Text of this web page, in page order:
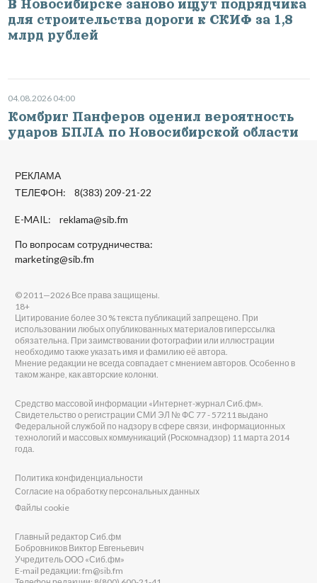
В Новосибирске заново ищут подрядчика
для строительства дороги к СКИФ за 1,8
млрд рублей
04.08.2026 04:00
Комбриг Панферов оценил вероятность
ударов БПЛА по Новосибирской области
РЕКЛАМА
ТЕЛЕФОН: 8(383) 209-21-22
E-MAIL: reklama@sib.fm
По вопросам сотрудничества:
marketing@sib.fm
© 2011—2026 Все права защищены.
18+
Цитирование более 30 % текста публикаций запрещено. При
использовании любых опубликованных материалов гиперссылка
обязательна. При заимствовании фотографии или иллюстрации
необходимо также указать имя и фамилию её автора.
Мнение редакции не всегда совпадает с мнением авторов. Особенно в
таком жанре, как авторские колонки.
Средство массовой информации «Интернет-журнал Сиб.фм».
Свидетельство о регистрации СМИ ЭЛ № ФС 77 - 57211 выдано
Федеральной службой по надзору в сфере связи, информационных
технологий и массовых коммуникаций (Роскомнадзор) 11 марта 2014
года.
Политика конфиденциальности
Согласие на обработку персональных данных
Файлы cookie
Главный редактор Сиб.фм
Бобровников Виктор Евгеньевич
Учредитель ООО «Сиб.фм»
E-mail редакции: fm@sib.fm